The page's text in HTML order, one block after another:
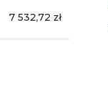
7 532,72 zł